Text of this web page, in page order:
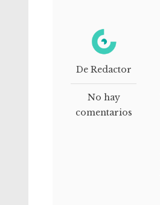
De Redactor
No hay
comentarios